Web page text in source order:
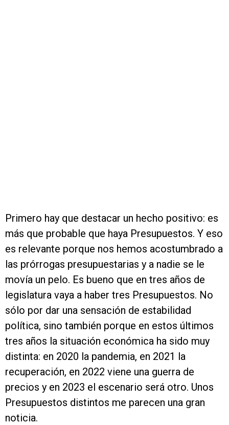
Primero hay que destacar un hecho positivo: es
más que probable que haya Presupuestos. Y eso
es relevante porque nos hemos acostumbrado a
las prórrogas presupuestarias y a nadie se le
movía un pelo. Es bueno que en tres años de
legislatura vaya a haber tres Presupuestos. No
sólo por dar una sensación de estabilidad
política, sino también porque en estos últimos
tres años la situación económica ha sido muy
distinta: en 2020 la pandemia, en 2021 la
recuperación, en 2022 viene una guerra de
precios y en 2023 el escenario será otro. Unos
Presupuestos distintos me parecen una gran
noticia.